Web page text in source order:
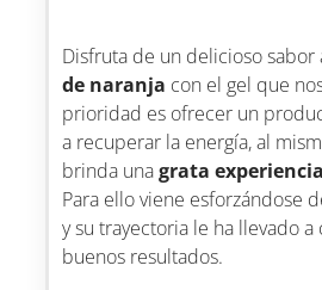
Disfruta de un delicioso
de naranja con el gel que
prioridad es ofrecer un
a recuperar la energía, al
brinda unagrata
Para ello viene esforzándose
y su trayectoria le ha llevado a
buenos resultados.